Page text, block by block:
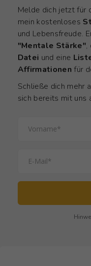
Melde dich jetzt für
mein kostenloses
und Lebensfreude.
"Mentale Stärke",
Datei und eine
Affirmationen für
Schließe dich mehr
sich bereits mit uns